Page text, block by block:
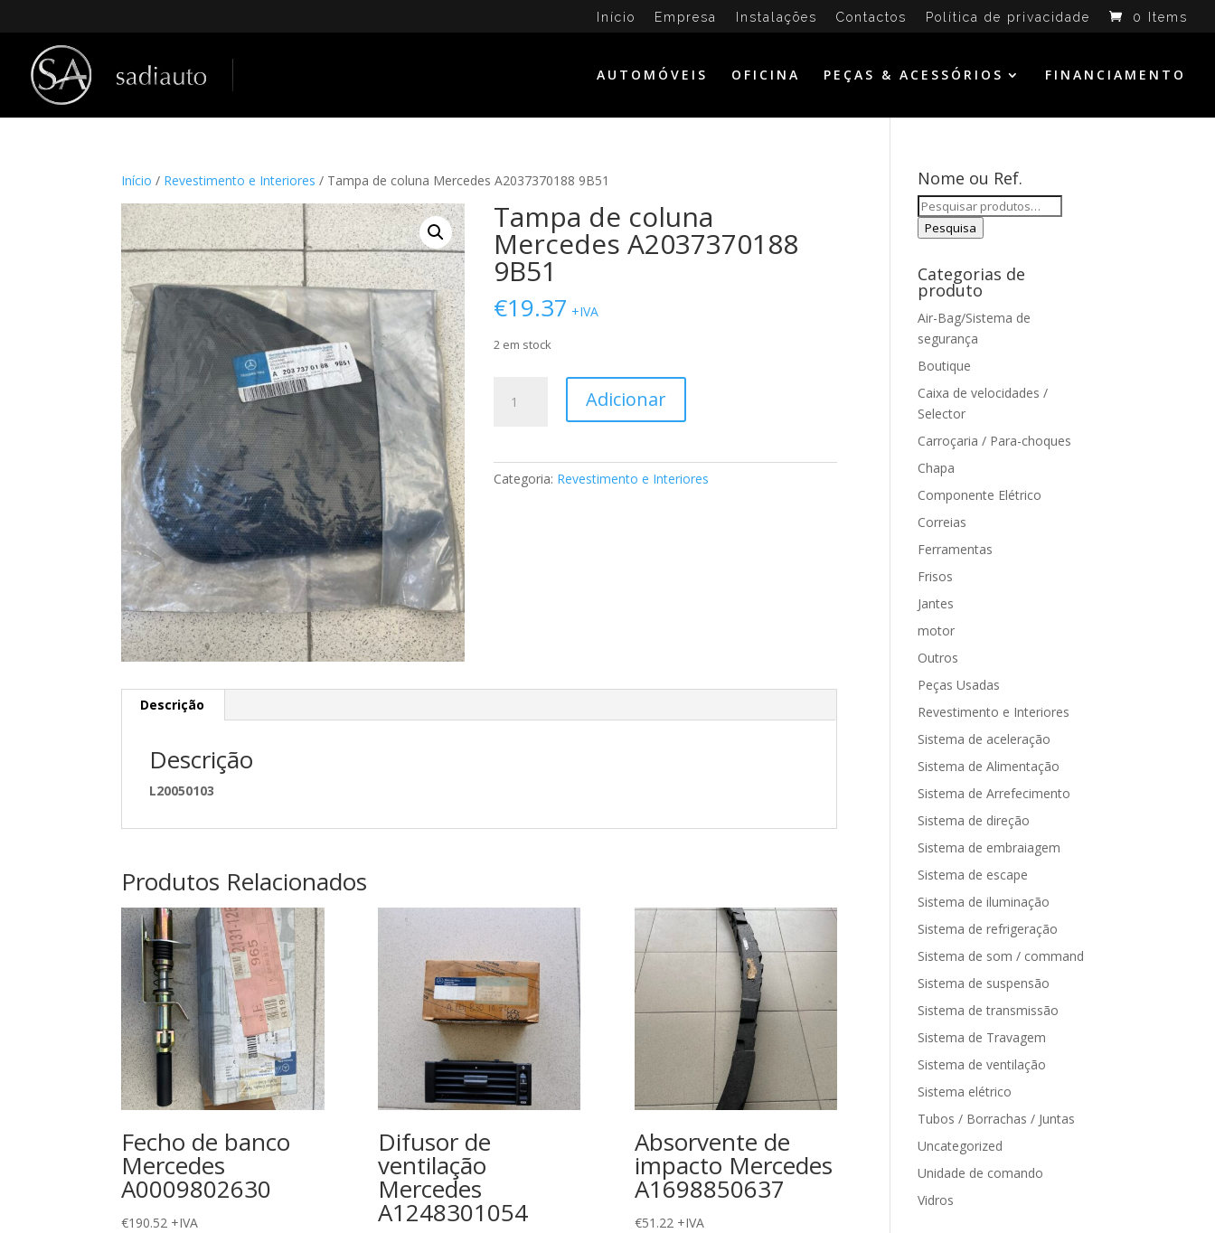
Início Empresa Instalações Contactos Política de privacidade 0 Items
AUTOMÓVEIS OFICINA PEÇAS & ACESSÓRIOS FINANCIAMENTO
Início / Revestimento e Interiores / Tampa de coluna Mercedes A2037370188 9B51
Tampa de coluna
Mercedes A2037370188
9B51
€19.37 +IVA
2 em stock
Mercedes
Adicionar
Categoria: Revestimento e Interiores
Descrição
Descrição
L20050103
Produtos Relacionados
Fecho de banco
Mercedes
A0009802630
€190.52 +IVA
Difusor de
ventilação
Mercedes
A1248301054
Absorvente de
impacto Mercedes
A1698850637
€51.22 +IVA
Nome ou Ref.
Pesquisar
por:
Pesquisa
Categorias de
produto
Air-Bag/Sistema de
segurança
Boutique
Caixa de velocidades /
Selector
Carroçaria / Para-choques
Chapa
Componente Elétrico
Correias
Ferramentas
Frisos
Jantes
motor
Outros
Peças Usadas
Revestimento e Interiores
Sistema de aceleração
Sistema de Alimentação
Sistema de Arrefecimento
Sistema de direção
Sistema de embraiagem
Sistema de escape
Sistema de iluminação
Sistema de refrigeração
Sistema de som / command
Sistema de suspensão
Sistema de transmissão
Sistema de Travagem
Sistema de ventilação
Sistema elétrico
Tubos / Borrachas / Juntas
Uncategorized
Unidade de comando
Vidros